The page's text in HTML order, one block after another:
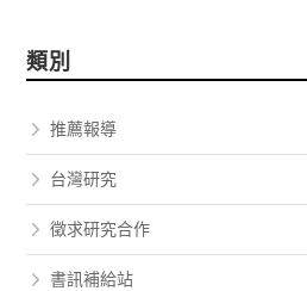
類別
推薦報導
台灣研究
徵求研究合作
書訊補給站